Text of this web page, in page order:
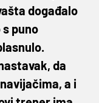
događalo
puno
da
a i